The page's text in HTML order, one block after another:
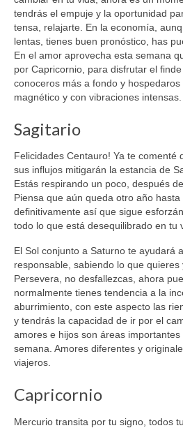
tendrás el empuje y la oportunidad
tensa, relajarte. En la economía,
lentas, tienes buen pronóstico, has
En el amor aprovecha esta semana
por Capricornio, para disfrutar el
conoceros más a fondo y
magnético y con vibraciones intensas.
Sagitario
Felicidades Centauro! Ya te comenté
sus influjos mitigarán la estancia de
Estás respirando un poco, después
Piensa que aún queda otro año
definitivamente así que sigue
todo lo que está desequilibrado en tu
El Sol conjunto a Saturno te ayudará
responsable, sabiendo lo que
Persevera, no desfallezcas, ahora
normalmente tienes tendencia a la
aburrimiento, con este aspecto las
y tendrás la capacidad de ir por el
amores e hijos son áreas
semana. Amores diferentes y
viajeros.
Capricornio
Mercurio transita por tu signo, todos